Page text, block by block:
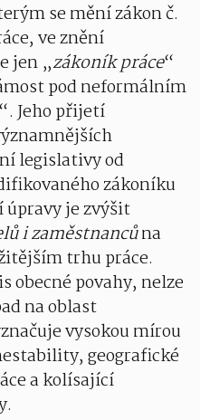
se mění zákon č.
ve znění
jen „zákoník práce“
pod neformálním
“. Jeho přijetí
legislativy od
zákoníku
úpravy je zvýšit
i zaměstnancůna
trhu práce.
obecné povahy, nelze
na oblast
vysokou mírou
geografické
a kolísající